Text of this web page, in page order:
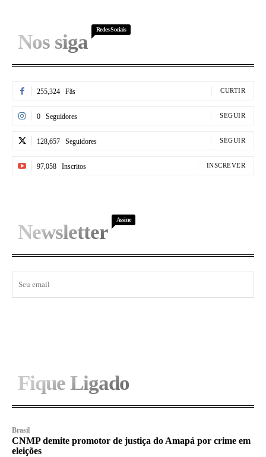
Nos siga
Redes Sociais
255,324 Fãs CURTIR
0 Seguidores SEGUIR
128,657 Seguidores SEGUIR
97,058 Inscritos INSCREVER
Newsletter
Assine
Fique Ligado
Brasil
CNMP demite promotor de justiça do Amapá por crime em
eleições